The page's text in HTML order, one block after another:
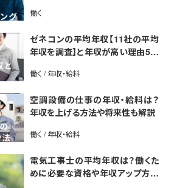
働く
ゼネコンの平均年収【11社の平均
年収を調査】と年収が高い理由5選
働く / 年収・給料
空調設備の仕事の年収・給料は？
年収を上げる方法や将来性も解説
働く / 年収・給料
電気工事士の平均年収は？働くた
めに必要な資格や年収アップ方法